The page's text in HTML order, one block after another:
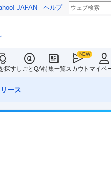
JAPAN ヘルプ
探すしごとQA特集一覧スカウト マイペ
ース